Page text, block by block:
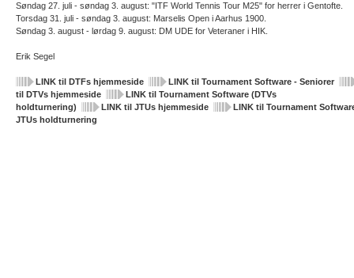
Søndag 27. juli - søndag 3. august: "ITF World Tennis Tour M25" for herrer i Gentofte.
Torsdag 31. juli - søndag 3. august: Marselis Open i Aarhus 1900.
Søndag 3. august - lørdag 9. august: DM UDE for Veteraner i HIK.
Erik Segel
LINK til DTFs hjemmeside
LINK til Tournament Software - Seniorer
til DTVs hjemmeside
LINK til Tournament Software (DTVs
holdturnering)
LINK til JTUs hjemmeside
LINK til Tournament
JTUs holdturnering